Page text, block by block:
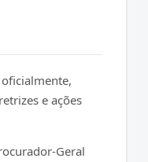
e ações
Geral